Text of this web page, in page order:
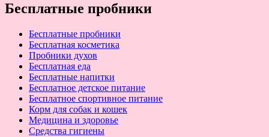
Бесплатные пробники
Бесплатные пробники
Бесплатная косметика
Пробники духов
Бесплатная еда
Бесплатные напитки
Бесплатное детское питание
Бесплатное спортивное питание
Корм для собак и кошек
Медицина и здоровье
Средства гигиены